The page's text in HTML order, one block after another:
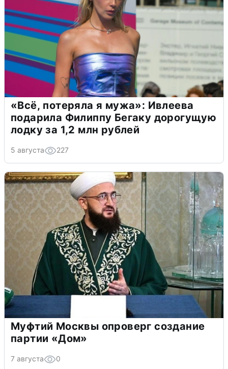
«Всё, потеряла я мужа»: Ивлеева
подарила Филиппу Бегаку дорогущую
лодку за 1,2 млн рублей
5 августа 227
Муфтий Москвы опроверг создание
партии «Дом»
7 августа 0